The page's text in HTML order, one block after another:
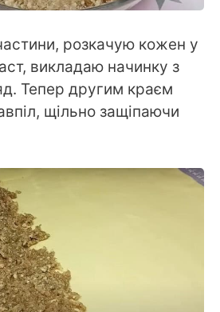
розкачую кожен у
викладаю начинку з
Тепер другим краєм
щільно защіпаючи